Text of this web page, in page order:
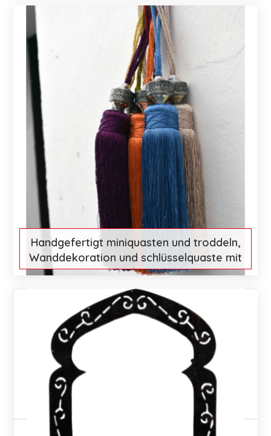
Mehr entdecken
Handgefertigt miniquasten und troddeln,
Wanddekoration und schlüsselquaste mit
orientalischem Design
Mehr entdecken